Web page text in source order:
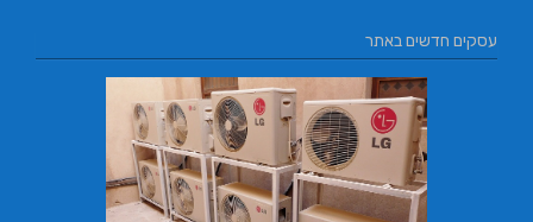
עסקים חדשים באתר